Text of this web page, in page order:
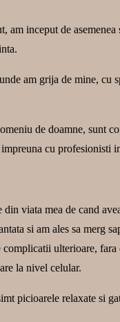
am inceput de
am grija de mine, cu
de doamne, sunt
cu profesionisti
viata mea de cand
si am ales sa merg
ulterioare,
la nivel celular.
picioarele relaxate si